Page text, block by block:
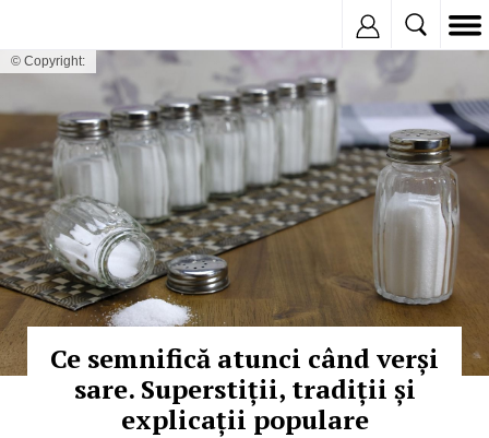
© Copyright:
Ce semnifică atunci când verși
sare. Superstiții, tradiții și
explicații populare